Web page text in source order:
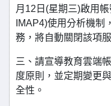
月12日(星期三)啟用
IMAP4)使用分析機制
務，將自動關閉該項
三、請宣導教育雲端
度原則，並定期變更
全性。